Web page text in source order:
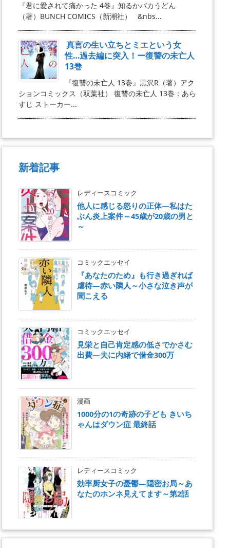
『君に愛されて痛かった 4巻』知るかバカうどん
（著）BUNCH COMICS（新潮社） &nbs...
真言の生い立ちとミエという女
性…過去編に突入！ー復讐の未亡人
13巻
『復讐の未亡人 13巻』黒沢R（著）アク
ションコミックス（双葉社） 復讐の未亡人 13巻：あら
すじ ストーカー...
新着記事
レディースコミック
他人に感じる怒りの正体―私はた
ぶん炎上案件～45歳が20歳の男と
～
コミックエッセイ
『あなたのため』も行き過ぎれば
虐待―赤い隣人～小さな泣き声が
聞こえる
コミックエッセイ
見栄と自己肯定感の低さでかさむ
出費―夫に内緒で借金300万
漫画
1000分の1の奇跡の子ども きいち
ゃんはダウン症 最終話
レディースコミック
効率厨女子の憂鬱―隠密お局～あ
なたのホンネ見えてます～第2話